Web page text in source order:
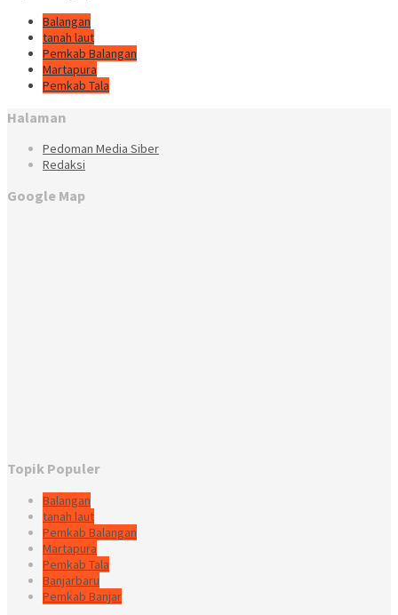
Balangan
tanah laut
Pemkab Balangan
Martapura
Pemkab Tala
Halaman
Pedoman Media Siber
Redaksi
Google Map
Topik Populer
Balangan
tanah laut
Pemkab Balangan
Martapura
Pemkab Tala
Banjarbaru
Pemkab Banjar